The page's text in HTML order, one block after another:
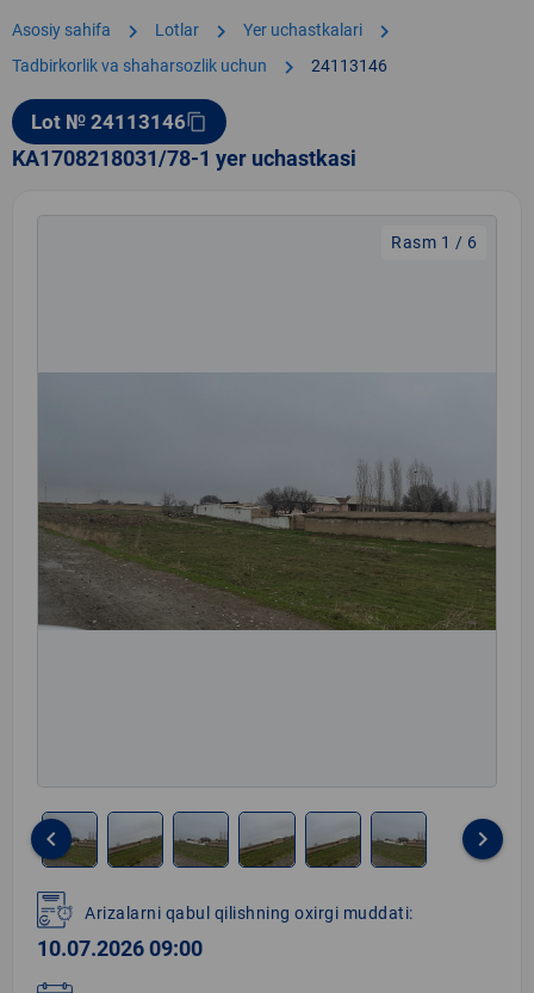
Asosiy sahifa chevron_right Lotlar chevron_right Yer uchastkalari chevron_right
Tadbirkorlik va shaharsozlik uchun chevron_right 24113146
Lot № 24113146content_copy
KA1708218031/78-1 yer uchastkasi
Rasm 1 / 6
1
of
6
keyboard_arrow_left keyboard_arrow_right
Arizalarni qabul qilishning oxirgi muddati:
10.07.2026 09:00